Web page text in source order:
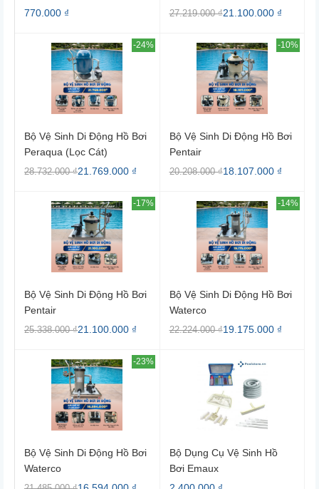
770.000 ₫
27.219.000 ₫21.100.000 ₫
-24%
Bộ Vệ Sinh Di Động Hồ Bơi
Peraqua (lọc Cát)
28.732.000 ₫21.769.000 ₫
-10%
Bộ Vệ Sinh Di Động Hồ Bơi
Pentair
20.208.000 ₫18.107.000 ₫
-17%
Bộ Vệ Sinh Di Động Hồ Bơi
Pentair
25.338.000 ₫21.100.000 ₫
-14%
Bộ Vệ Sinh Di Động Hồ Bơi
Waterco
22.224.000 ₫19.175.000 ₫
-23%
Bộ Vệ Sinh Di Động Hồ Bơi
Waterco
Bộ Dụng Cụ Vệ Sinh Hồ
Bơi Emaux